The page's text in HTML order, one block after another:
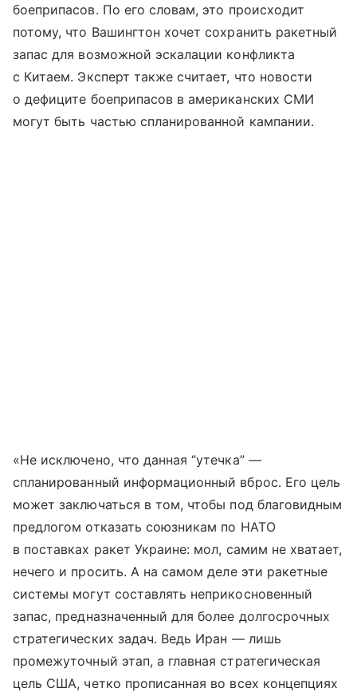
боеприпасов. По его словам, это происходит
потому, что Вашингтон хочет сохранить ракетный
запас для возможной эскалации конфликта
с Китаем. Эксперт также считает, что новости
о дефиците боеприпасов в американских СМИ
могут быть частью спланированной кампании.
«Не исключено, что данная “утечка” —
спланированный информационный вброс. Его цель
может заключаться в том, чтобы под благовидным
предлогом отказать союзникам по НАТО
в поставках ракет Украине: мол, самим не хватает,
нечего и просить. А на самом деле эти ракетные
системы могут составлять неприкосновенный
запас, предназначенный для более долгосрочных
стратегических задач. Ведь Иран — лишь
промежуточный этап, а главная стратегическая
цель США, четко прописанная во всех концепциях